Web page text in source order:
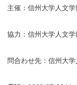
主催：信州大学人文
協力：信州大学人文
問合わせ先：信州大